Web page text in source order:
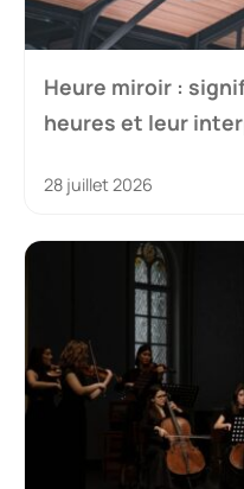
Heure miroir :
heures et leur
28 juillet 2026